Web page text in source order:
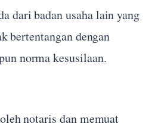
dari badan usaha lain yang
bertentangan dengan
norma kesusilaan.
notaris dan memuat